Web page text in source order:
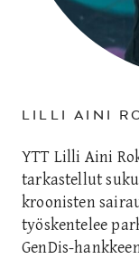
LILLI AINI
YTT Lilli Aini
tarkastellut
kroonisten
työskentelee
GenDis-